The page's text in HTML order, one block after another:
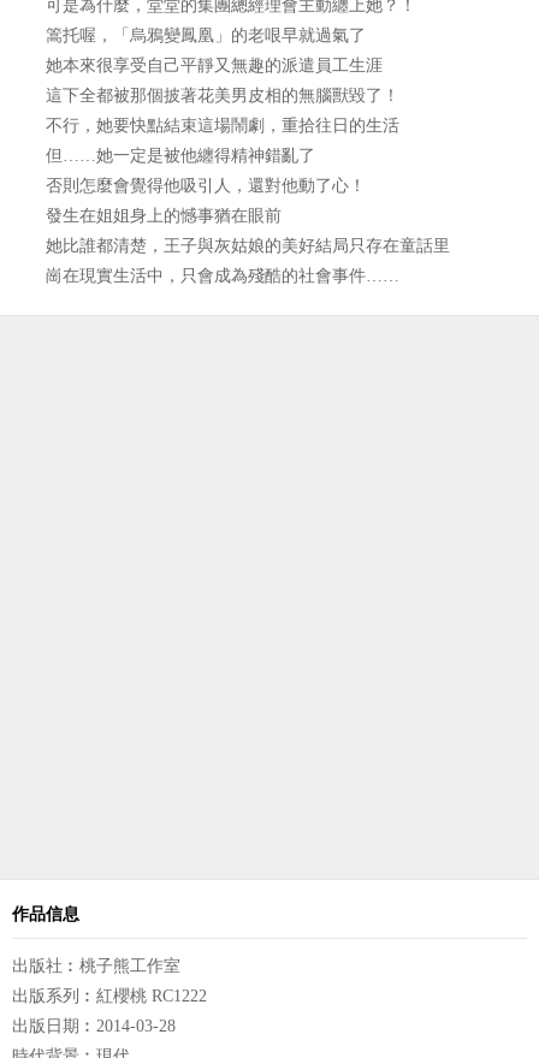
可是為什麼，堂堂的集團總經理會主動纏上她？！
篙托喔，「烏鴉變鳳凰」的老哏早就過氣了
她本來很享受自己平靜又無趣的派遣員工生涯
這下全都被那個披著花美男皮相的無腦獸毀了！
不行，她要快點結束這場鬧劇，重拾往日的生活
但……她一定是被他纏得精神錯亂了
否則怎麼會覺得他吸引人，還對他動了心！
發生在姐姐身上的憾事猶在眼前
她比誰都清楚，王子與灰姑娘的美好結局只存在童話里
崗在現實生活中，只會成為殘酷的社會事件……
作品信息
出版社︰桃子熊工作室
出版系列︰紅櫻桃 RC1222
出版日期︰2014-03-28